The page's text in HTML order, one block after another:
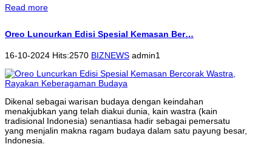
Read more
Oreo Luncurkan Edisi Spesial Kemasan Ber…
16-10-2024 Hits:2570 BIZNEWS admin1
Dikenal sebagai warisan budaya dengan keindahan
menakjubkan yang telah diakui dunia, kain wastra (kain
tradisional Indonesia) senantiasa hadir sebagai pemersatu
yang menjalin makna ragam budaya dalam satu payung besar,
Indonesia.